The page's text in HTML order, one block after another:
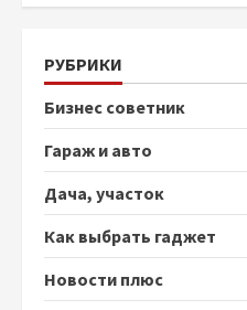
РУБРИКИ
Бизнес советник
Гараж и авто
Дача, участок
Как выбрать гаджет
Новости плюс